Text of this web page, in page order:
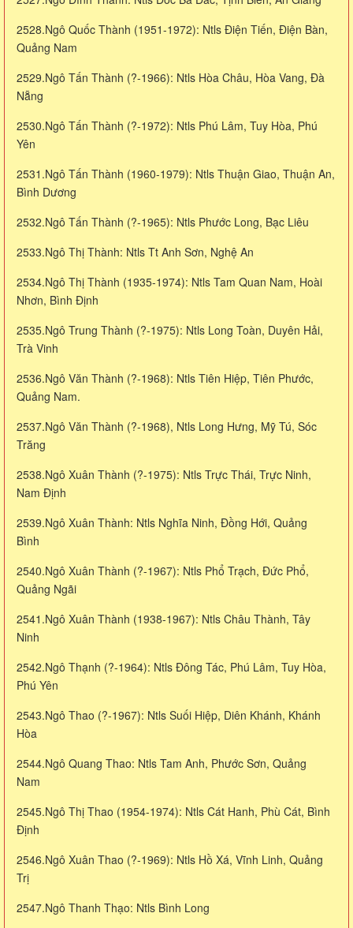
2528.Ngô Quốc Thành (1951-1972): Ntls Điện Tiến, Điện Bàn,
Quảng Nam
2529.Ngô Tấn Thành (?-1966): Ntls Hòa Châu, Hòa Vang, Đà
Nẵng
2530.Ngô Tấn Thành (?-1972): Ntls Phú Lâm, Tuy Hòa, Phú
Yên
2531.Ngô Tấn Thành (1960-1979): Ntls Thuận Giao, Thuận An,
Bình Dương
2532.Ngô Tấn Thành (?-1965): Ntls Phước Long, Bạc Liêu
2533.Ngô Thị Thành: Ntls Tt Anh Sơn, Nghệ An
2534.Ngô Thị Thành (1935-1974): Ntls Tam Quan Nam, Hoài
Nhơn, Bình Định
2535.Ngô Trung Thành (?-1975): Ntls Long Toàn, Duyên Hải,
Trà Vinh
2536.Ngô Văn Thành (?-1968): Ntls Tiên Hiệp, Tiên Phước,
Quảng Nam.
2537.Ngô Văn Thành (?-1968), Ntls Long Hưng, Mỹ Tú, Sóc
Trăng
2538.Ngô Xuân Thành (?-1975): Ntls Trực Thái, Trực Ninh,
Nam Định
2539.Ngô Xuân Thành: Ntls Nghĩa Ninh, Đồng Hới, Quảng
Bình
2540.Ngô Xuân Thành (?-1967): Ntls Phổ Trạch, Đức Phổ,
Quảng Ngãi
2541.Ngô Xuân Thành (1938-1967): Ntls Châu Thành, Tây
Ninh
2542.Ngô Thạnh (?-1964): Ntls Đông Tác, Phú Lâm, Tuy Hòa,
Phú Yên
2543.Ngô Thao (?-1967): Ntls Suối Hiệp, Diên Khánh, Khánh
Hòa
2544.Ngô Quang Thao: Ntls Tam Anh, Phước Sơn, Quảng
Nam
2545.Ngô Thị Thao (1954-1974): Ntls Cát Hanh, Phù Cát, Bình
Định
2546.Ngô Xuân Thao (?-1969): Ntls Hồ Xá, Vĩnh Linh, Quảng
Trị
2547.Ngô Thanh Thạo: Ntls Bình Long